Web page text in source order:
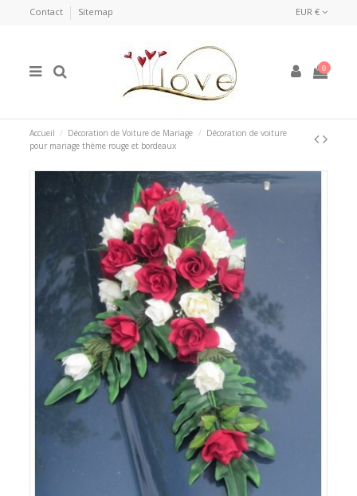
Contact Sitemap EUR €
0
Accueil Décoration de Voiture de Mariage
Décoration de voiture
pour mariage thème rouge et bordeaux